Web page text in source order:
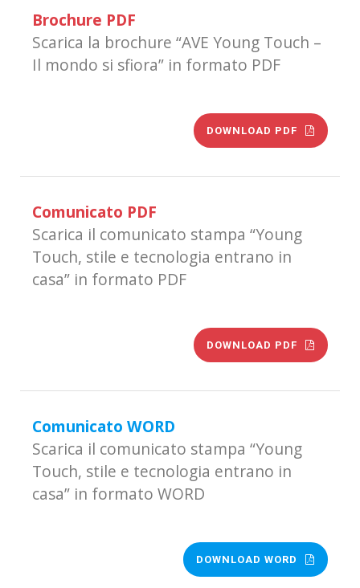
Brochure PDF
Scarica la brochure “AVE Young Touch –
Il mondo si sfiora” in formato PDF
DOWNLOAD PDF
Comunicato PDF
Scarica il comunicato stampa “Young
Touch, stile e tecnologia entrano in
casa” in formato PDF
DOWNLOAD PDF
Comunicato WORD
Scarica il comunicato stampa “Young
Touch, stile e tecnologia entrano in
casa” in formato WORD
DOWNLOAD WORD